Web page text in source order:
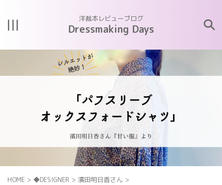
洋裁本レビューブログ
Dressmaking Days
HOME > ◆DESIGNER > 濱田明日香さん >